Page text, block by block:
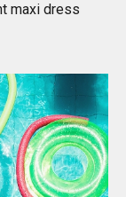
maxi dress